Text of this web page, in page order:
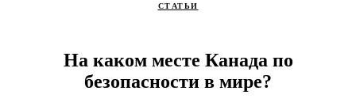
СТАТЬИ
На каком месте Канада по
безопасности в мире?